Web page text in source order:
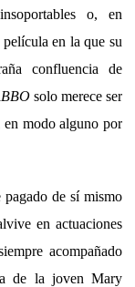
o, en
en la que su
confluencia de
solo merece ser
en modo alguno por
de sí mismo
en actuaciones
acompañado
de la joven Mary